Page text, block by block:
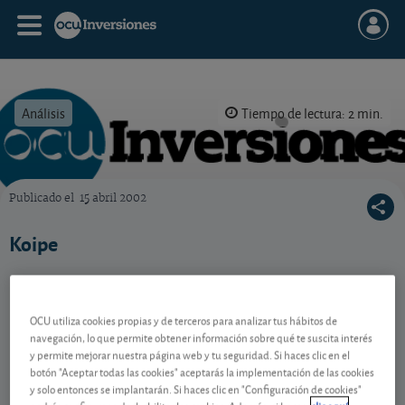
Análisis Tiempo de lectura: 2 min.
Publicado el 15 abril 2002
Koipe
Contenido reservado a SOCIOS
Gestiona tu dinero con visión
OCU utiliza cookies propias y de terceros para analizar tus hábitos de
navegación, lo que permite obtener información sobre qué te suscita interés
y permite mejorar nuestra página web y tu seguridad. Si haces clic en el
botón "Aceptar todas las cookies" aceptarás la implementación de las cookies
y solo entonces se implantarán. Si haces clic en "Configuración de cookies"